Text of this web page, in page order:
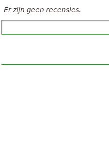
Er zijn geen recensies.